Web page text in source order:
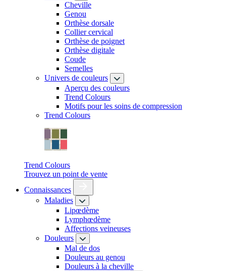
Cheville
Genou
Orthèse dorsale
Collier cervical
Orthèse de poignet
Orthèse digitale
Coude
Semelles
Univers de couleurs
Aperçu des couleurs
Trend Colours
Motifs pour les soins de compression
Trend Colours
Trend Colours
Trouvez un point de vente
Connaissances
Maladies
Lipœdème
Lymphœdème
Affections veineuses
Douleurs
Mal de dos
Douleurs au genou
Douleurs à la cheville